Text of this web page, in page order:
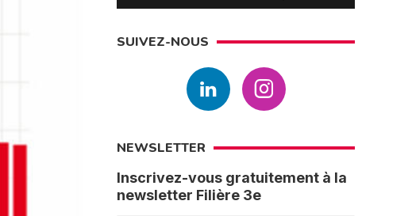
SUIVEZ-NOUS
NEWSLETTER
Inscrivez-vous gratuitement à la
newsletter Filière 3e